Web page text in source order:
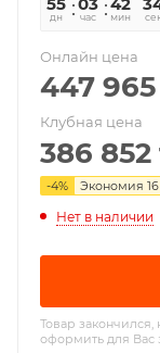
дн час мин
Онлайн цена
447 965
Клубная цена
386 852
-4% Экономия
Нет в наличии
Товар
оформить для Вас